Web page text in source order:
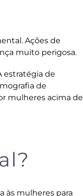
Ações de
muito perigosa.
estratégia de
de
mulheres acima de
às mulheres para